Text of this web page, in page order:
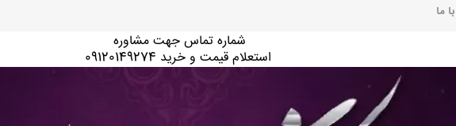
ما
شماره تماس جهت مشاوره
استعلام قیمت و خرید 09120149274